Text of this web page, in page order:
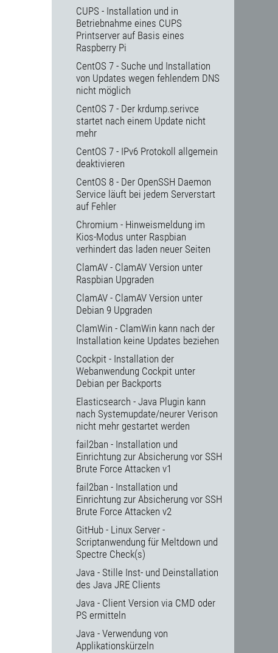
CUPS - Installation und in
Betriebnahme eines CUPS
Printserver auf Basis eines
Raspberry Pi
CentOS 7 - Suche und Installation
von Updates wegen fehlendem DNS
nicht möglich
CentOS 7 - Der krdump.serivce
startet nach einem Update nicht
mehr
CentOS 7 - IPv6 Protokoll allgemein
deaktivieren
CentOS 8 - Der OpenSSH Daemon
Service läuft bei jedem Serverstart
auf Fehler
Chromium - Hinweismeldung im
Kios-Modus unter Raspbian
verhindert das laden neuer Seiten
ClamAV - ClamAV Version unter
Raspbian Upgraden
ClamAV - ClamAV Version unter
Debian 9 Upgraden
ClamWin - ClamWin kann nach der
Installation keine Updates beziehen
Cockpit - Installation der
Webanwendung Cockpit unter
Debian per Backports
Elasticsearch - Java Plugin kann
nach Systemupdate/neurer Verison
nicht mehr gestartet werden
fail2ban - Installation und
Einrichtung zur Absicherung vor SSH
Brute Force Attacken v1
fail2ban - Installation und
Einrichtung zur Absicherung vor SSH
Brute Force Attacken v2
GitHub - Linux Server -
Scriptanwendung für Meltdown und
Spectre Check(s)
Java - Stille Inst- und Deinstallation
des Java JRE Clients
Java - Client Version via CMD oder
PS ermitteln
Java - Verwendung von
Applikationskürzeln